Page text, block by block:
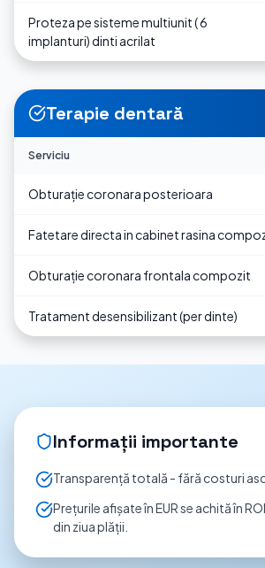
Proteza pe sisteme multiunit ( 6
implanturi) dinti acrilat
Terapie dentară
Serviciu
Obturație coronara posterioara
Fatetare directa in cabinet rasina
Obturație coronara frontala compozit
Tratament desensibilizant (per dinte)
Informații importante
Transparență totală - fără costuri
Prețurile afișate în EUR se achită în
din ziua plății.